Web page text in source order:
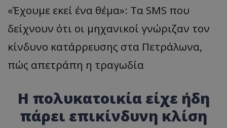
«Έχουμε εκεί ένα θέμα»: Τα SMS που
δείχνουν ότι οι μηχανικοί γνώριζαν τον
κίνδυνο κατάρρευσης στα Πετράλωνα,
πώς απετράπη η τραγωδία
Η πολυκατοικία είχε ήδη
πάρει επικίνδυνη κλίση